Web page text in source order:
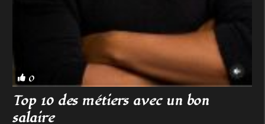
0
Top 10 des métiers avec un bon
salaire